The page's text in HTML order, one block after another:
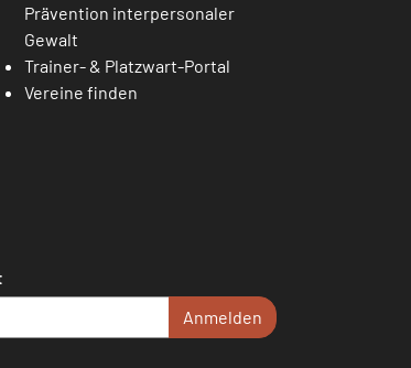
Prävention interpersonaler
Gewalt
Trainer- & Platzwart-Portal
Vereine finden
Anmelden